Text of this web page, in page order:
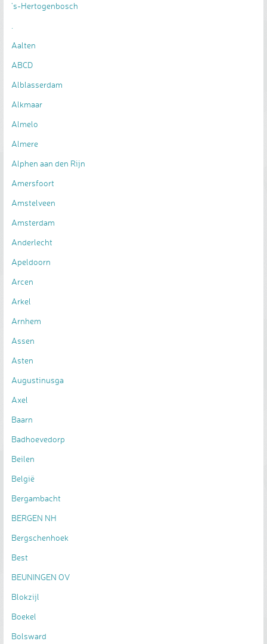
's-Hertogenbosch
Aalten
ABCD
Alblasserdam
Alkmaar
Almelo
Almere
Alphen aan den Rijn
Amersfoort
Amstelveen
Amsterdam
Anderlecht
Apeldoorn
Arcen
Arkel
Arnhem
Assen
Asten
Augustinusga
Axel
Baarn
Badhoevedorp
Beilen
België
Bergambacht
BERGEN NH
Bergschenhoek
Best
BEUNINGEN OV
Blokzijl
Boekel
Bolsward